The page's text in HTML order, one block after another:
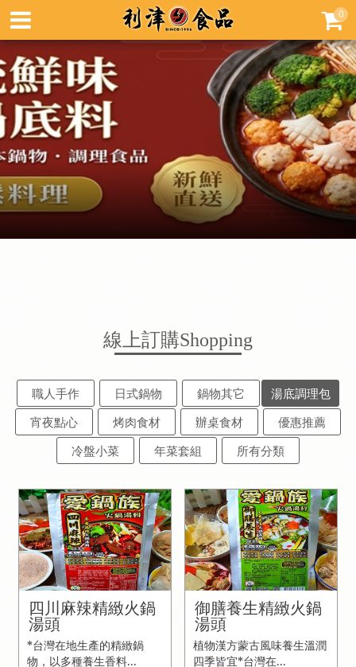
0
線上訂購Shopping
職人手作 日式鍋物 鍋物其它
湯底調理包
宵夜點心
烤肉食材 辦桌食材
優惠推薦
冷盤小菜
年菜套組 所有分類
四川麻辣精緻火鍋
湯頭
*台灣在地生產的精緻鍋
物，以多種養生香料...
御膳養生精緻火鍋
湯頭
植物漢方蒙古風味養生溫潤
四季皆宜*台灣在...